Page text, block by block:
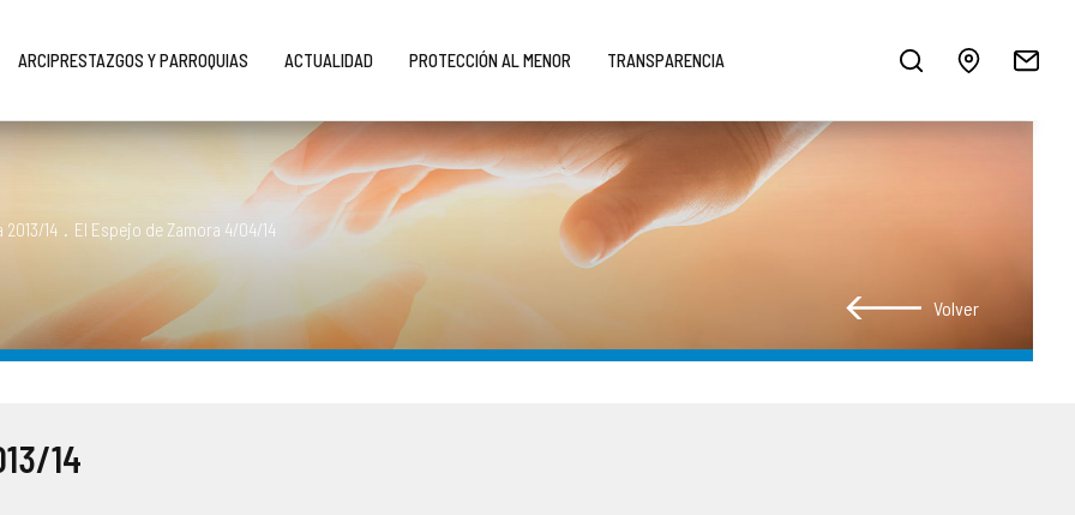
ARCIPRESTAZGOS Y PARROQUIAS ACTUALIDAD PROTECCIÓN AL MENOR TRANSPARENCIA
14 . El Espejo de Zamora 4/04/14
Volver
14